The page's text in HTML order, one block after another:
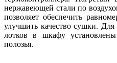
нержавеющей стали по
позволяет обеспечить
улучшить качество сушки.
лотков в шкафу
полозья.